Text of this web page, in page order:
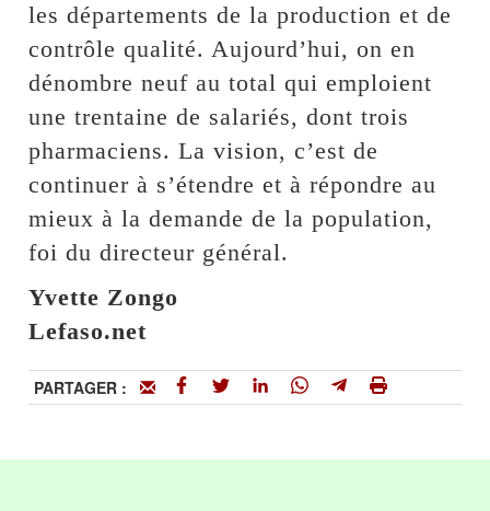
les départements de la production et de
contrôle qualité. Aujourd’hui, on en
dénombre neuf au total qui emploient
une trentaine de salariés, dont trois
pharmaciens. La vision, c’est de
continuer à s’étendre et à répondre au
mieux à la demande de la population,
foi du directeur général.
Yvette Zongo
Lefaso.net
PARTAGER :